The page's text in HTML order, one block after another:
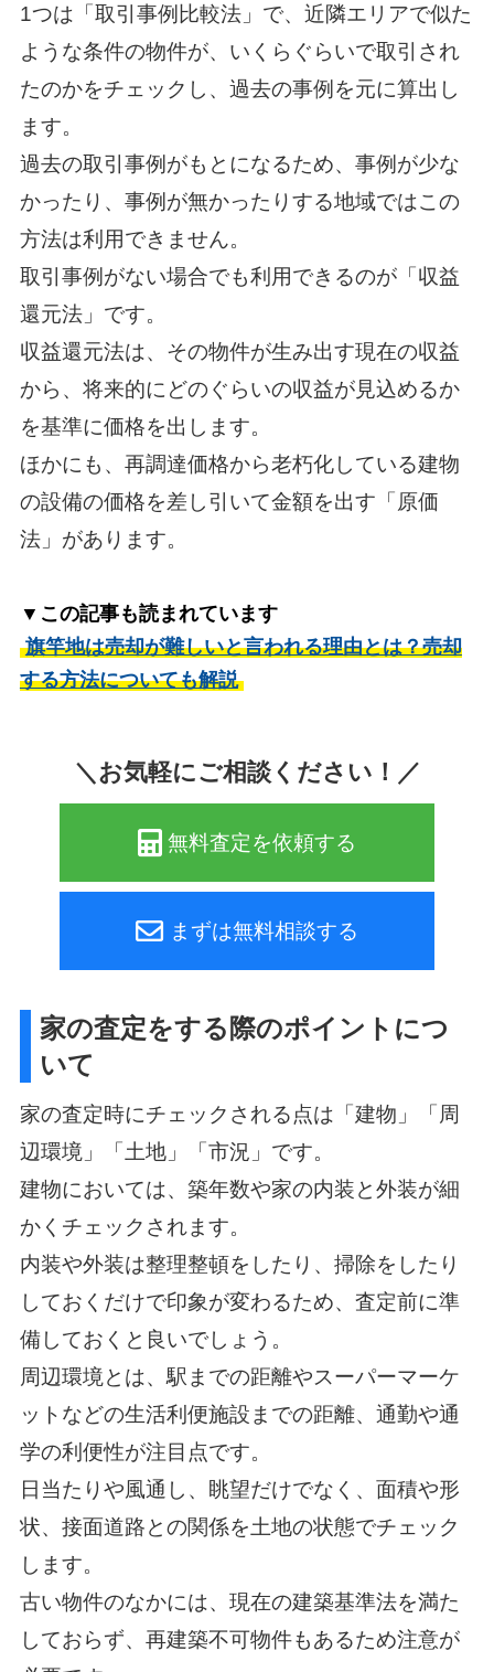
1つは「取引事例比較法」で、近隣エリアで似た
ような条件の物件が、いくらぐらいで取引され
たのかをチェックし、過去の事例を元に算出し
ます。
過去の取引事例がもとになるため、事例が少な
かったり、事例が無かったりする地域ではこの
方法は利用できません。
取引事例がない場合でも利用できるのが「収益
還元法」です。
収益還元法は、その物件が生み出す現在の収益
から、将来的にどのぐらいの収益が見込めるか
を基準に価格を出します。
ほかにも、再調達価格から老朽化している建物
の設備の価格を差し引いて金額を出す「原価
法」があります。
▼この記事も読まれています
旗竿地は売却が難しいと言われる理由とは？売却
する方法についても解説
＼お気軽にご相談ください！／
無料査定を依頼する
まずは無料相談する
家の査定をする際のポイントにつ
いて
家の査定時にチェックされる点は「建物」「周
辺環境」「土地」「市況」です。
建物においては、築年数や家の内装と外装が細
かくチェックされます。
内装や外装は整理整頓をしたり、掃除をしたり
しておくだけで印象が変わるため、査定前に準
備しておくと良いでしょう。
周辺環境とは、駅までの距離やスーパーマーケ
ットなどの生活利便施設までの距離、通勤や通
学の利便性が注目点です。
日当たりや風通し、眺望だけでなく、面積や形
状、接面道路との関係を土地の状態でチェック
します。
古い物件のなかには、現在の建築基準法を満た
しておらず、再建築不可物件もあるため注意が